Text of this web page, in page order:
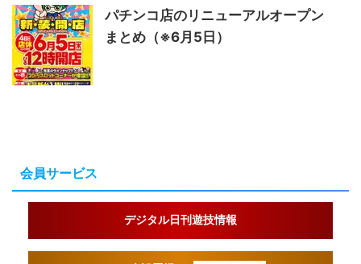
パチンコ店のリニューアルオープン
まとめ（※6月5日）
会員サービス
デジタル日刊遊技情報